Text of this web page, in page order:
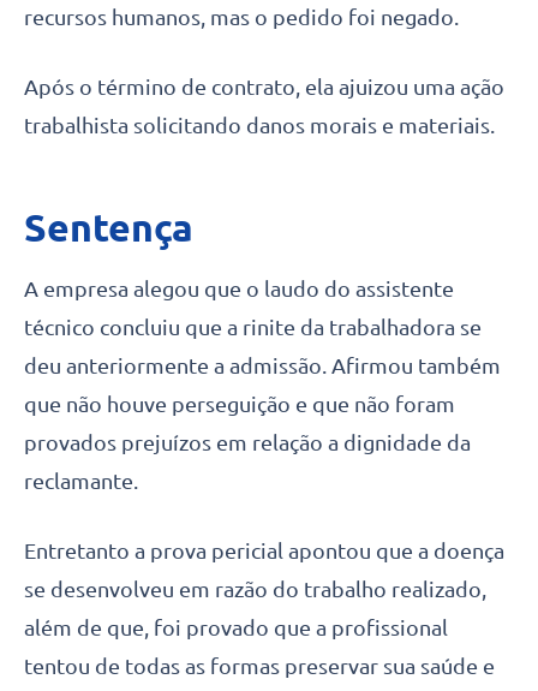
recursos humanos, mas o pedido foi negado.
Após o término de contrato, ela ajuizou uma ação
trabalhista solicitando danos morais e materiais.
Sentença
A empresa alegou que o laudo do assistente
técnico concluiu que a rinite da trabalhadora se
deu anteriormente a admissão. Afirmou também
que não houve perseguição e que não foram
provados prejuízos em relação a dignidade da
reclamante.
Entretanto a prova pericial apontou que a doença
se desenvolveu em razão do trabalho realizado,
além de que, foi provado que a profissional
tentou de todas as formas preservar sua saúde e